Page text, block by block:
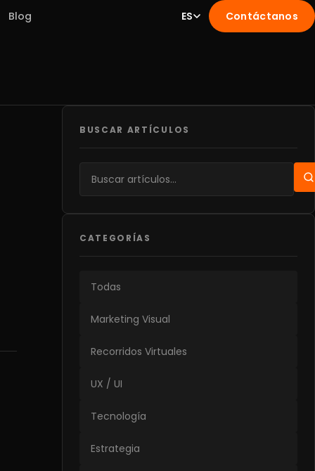
Blog ES Contáctanos
BUSCAR ARTÍCULOS
CATEGORÍAS
Todas
Marketing Visual
Recorridos Virtuales
UX / UI
Tecnología
Estrategia